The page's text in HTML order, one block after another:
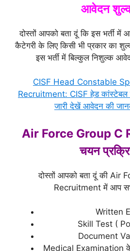
आवेदन
दोस्तों आपको बता दूं कि इस भर्ती
कैटेगरी के लिए किसी भी प्रकार का
इस भर्ती में बिल्कुल निशुल्क
CISF Head Constable
Recruitment: CISF हेड कांस्टेबल
जारी देखें आवेदन की
Air Force Group C
चयन
दोस्तों आपको बता दूं की Air
Recruitment में आप
Written
Skill Test (
Document
Medical Examination के